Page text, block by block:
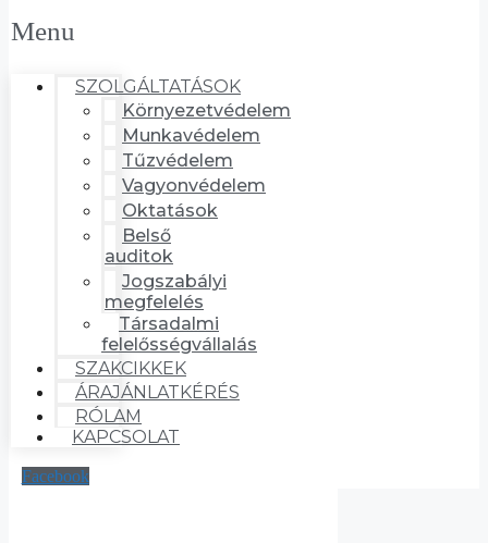
Menu
SZOLGÁLTATÁSOK
Környezetvédelem
Munkavédelem
Tűzvédelem
Vagyonvédelem
Oktatások
Belső
auditok
Jogszabályi
megfelelés
Társadalmi
felelősségvállalás
SZAKCIKKEK
ÁRAJÁNLATKÉRÉS
RÓLAM
KAPCSOLAT
Facebook